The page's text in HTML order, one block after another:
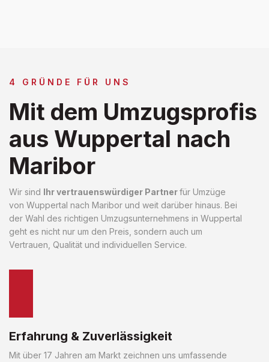
4 GRÜNDE FÜR UNS
Mit dem Umzugsprofis
aus Wuppertal nach
Maribor
Wir sind Ihr vertrauenswürdiger Partnerfür Umzüge
von Wuppertal nach Maribor und weit darüber hinaus. Bei
der Wahl des richtigen Umzugsunternehmens in Wuppertal
geht es nicht nur um den Preis, sondern auch um
Vertrauen, Qualität und individuellen Service.
Erfahrung & Zuverlässigkeit
Mit über 17 Jahren am Markt zeichnen uns umfassende